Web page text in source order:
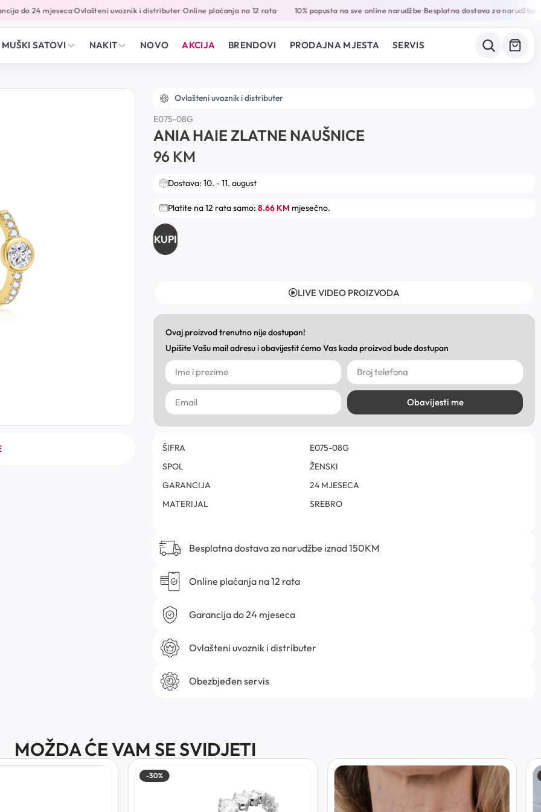
do 24 mjeseca•Ovlašteni uvoznik i distributer•Online plaćanja na 12 rata• 10% popusta na sve online narudžbe•Besplatna dostava za narudžbe
MUŠKI SATOVI NAKIT NOVO AKCIJA BRENDOVI PRODAJNA MJESTA SERVIS
Ovlašteni uvoznik i distributer
E075-08G
ANIA HAIE ZLATNE NAUŠNICE
96 KM
Dostava: 10. - 11. august
Platite na 12 rata samo: 8.66 KM mjesečno.
KUPI
LIVE VIDEO PROIZVODA
Ovaj proizvod trenutno nije dostupan!
Upišite Vašu mail adresu i obavijestit ćemo Vas kada proizvod bude dostupan
Obavijesti me
ŠIFRA
E075-08G
SPOL
ŽENSKI
GARANCIJA
24 MJESECA
MATERIJAL
SREBRO
Besplatna dostava za narudžbe iznad 150KM
Online plaćanja na 12 rata
Garancija do 24 mjeseca
Ovlašteni uvoznik i distributer
Obezbjeđen servis
MOŽDA ĆE VAM SE SVIDJETI
-30%